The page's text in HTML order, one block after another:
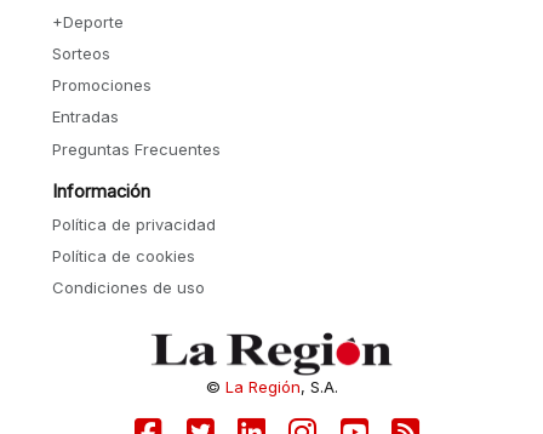
+Deporte
Sorteos
Promociones
Entradas
Preguntas Frecuentes
Información
Política de privacidad
Política de cookies
Condiciones de uso
© La Región, S.A.